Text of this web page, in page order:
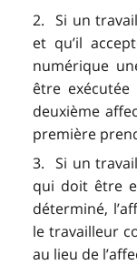
2. Si un
et qu’il
numérique
être
deuxième
première
3. Si un
qui doit être
déterminé,
le travailleur
au lieu de